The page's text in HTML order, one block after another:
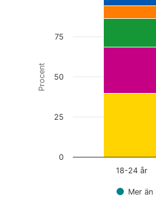
Procent
Mer
18-24 år
0
25
50
75